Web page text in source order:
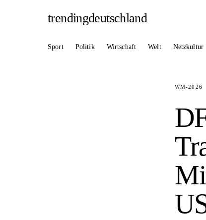
trendingdeutschland
Sport Politik Wirtschaft Welt Netzkultur
WM-2026